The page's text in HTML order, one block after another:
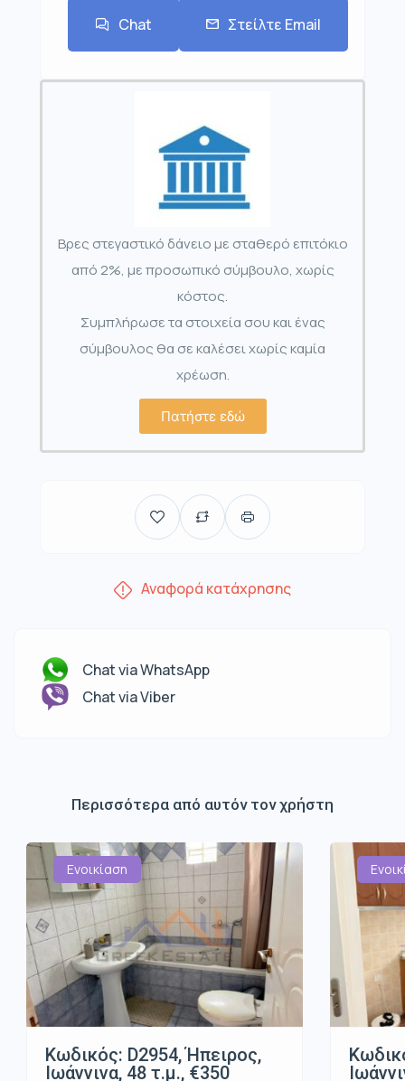
Chat Στείλτε Email
Βρες στεγαστικό δάνειο με σταθερό επιτόκιο
από 2%, με προσωπικό σύμβουλο, χωρίς
κόστος.
Συμπλήρωσε τα στοιχεία σου και ένας
σύμβουλος θα σε καλέσει χωρίς καμία
χρέωση.
Πατήστε εδώ
Αναφορά κατάχρησης
Chat via WhatsApp
Chat via Viber
Περισσότερα από αυτόν τον χρήστη
Ενοικίαση
Κωδικός: D2954, Ήπειρος,
Ιωάννινα, 48 τ.μ., €350